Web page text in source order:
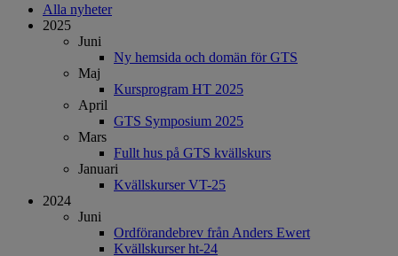
Alla nyheter
2025
Juni
Ny hemsida och domän för GTS
Maj
Kursprogram HT 2025
April
GTS Symposium 2025
Mars
Fullt hus på GTS kvällskurs
Januari
Kvällskurser VT-25
2024
Juni
Ordförandebrev från Anders Ewert
Kvällskurser ht-24